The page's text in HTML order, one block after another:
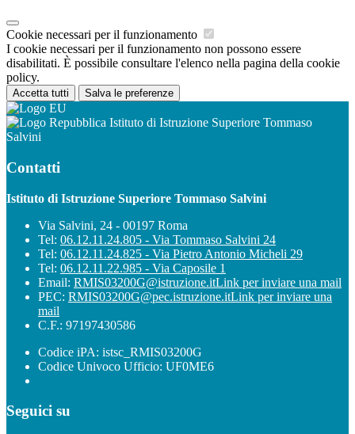
Cookie necessari per il funzionamento
I cookie necessari per il funzionamento non possono essere
disabilitati. È possibile consultare l'elenco nella pagina della cookie
policy.
Accetta tutti Salva le preferenze
Istituto di Istruzione Superiore Tommaso
Salvini
Contatti
Istituto di Istruzione Superiore Tommaso Salvini
Via Salvini, 24 - 00197 Roma
Tel: 06.12.11.24.805 - Via Tommaso Salvini 24
Tel: 06.12.11.24.825 - Via Pietro Antonio Micheli 29
Tel: 06.12.11.22.985 - Via Caposile 1
Email: RMIS03200G@istruzione.itLink per inviare una mail
PEC: RMIS03200G@pec.istruzione.itLink per inviare una
mail
C.F.: 97197430586
Codice iPA: istsc_RMIS03200G
Codice Univoco Ufficio: UF0ME6
Seguici su